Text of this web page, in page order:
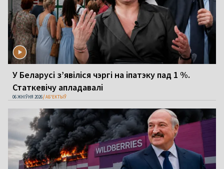
У Беларусі з’явіліся чэргі на іпатэку пад 1 %.
Статкевічу апладавалі
06 ЖНІЎНЯ 2026 АБ'ЕКТЫЎ